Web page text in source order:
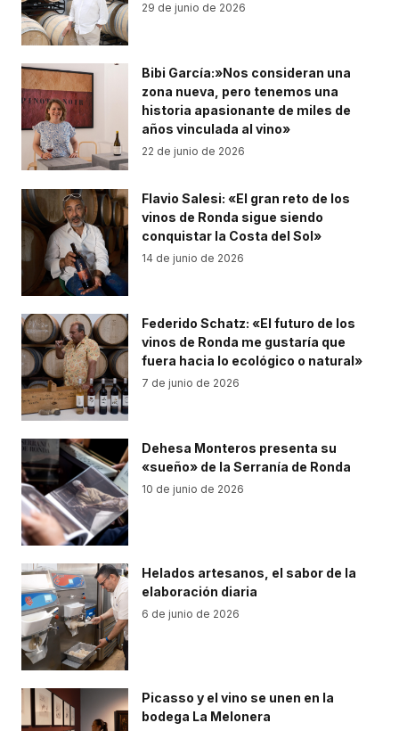
29 de junio de 2026
Bibi García:»Nos consideran una
zona nueva, pero tenemos una
historia apasionante de miles de
años vinculada al vino»
22 de junio de 2026
Flavio Salesi: «El gran reto de los
vinos de Ronda sigue siendo
conquistar la Costa del Sol»
14 de junio de 2026
Federido Schatz: «El futuro de los
vinos de Ronda me gustaría que
fuera hacia lo ecológico o natural»
7 de junio de 2026
Dehesa Monteros presenta su
«sueño» de la Serranía de Ronda
10 de junio de 2026
Helados artesanos, el sabor de la
elaboración diaria
6 de junio de 2026
Picasso y el vino se unen en la
bodega La Melonera